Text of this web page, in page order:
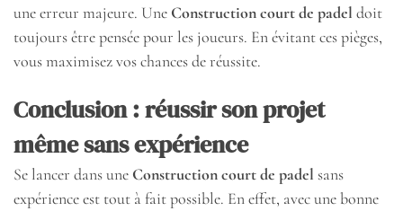
une erreur majeure. Une Construction court de padel doit
toujours être pensée pour les joueurs. En évitant ces pièges,
vous maximisez vos chances de réussite.
Conclusion : réussir son projet
même sans expérience
Se lancer dans une Construction court de padel sans
expérience est tout à fait possible. En effet, avec une bonne